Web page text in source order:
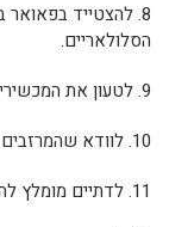
8. להצטייד בפאואר
הסלולאריים.
9. לטעון את
10. לוודא
11. לדתיים מומלץ